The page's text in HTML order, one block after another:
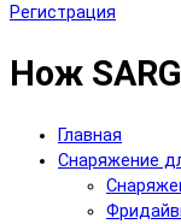
Регистрация
Нож
Главная
Снаряжение